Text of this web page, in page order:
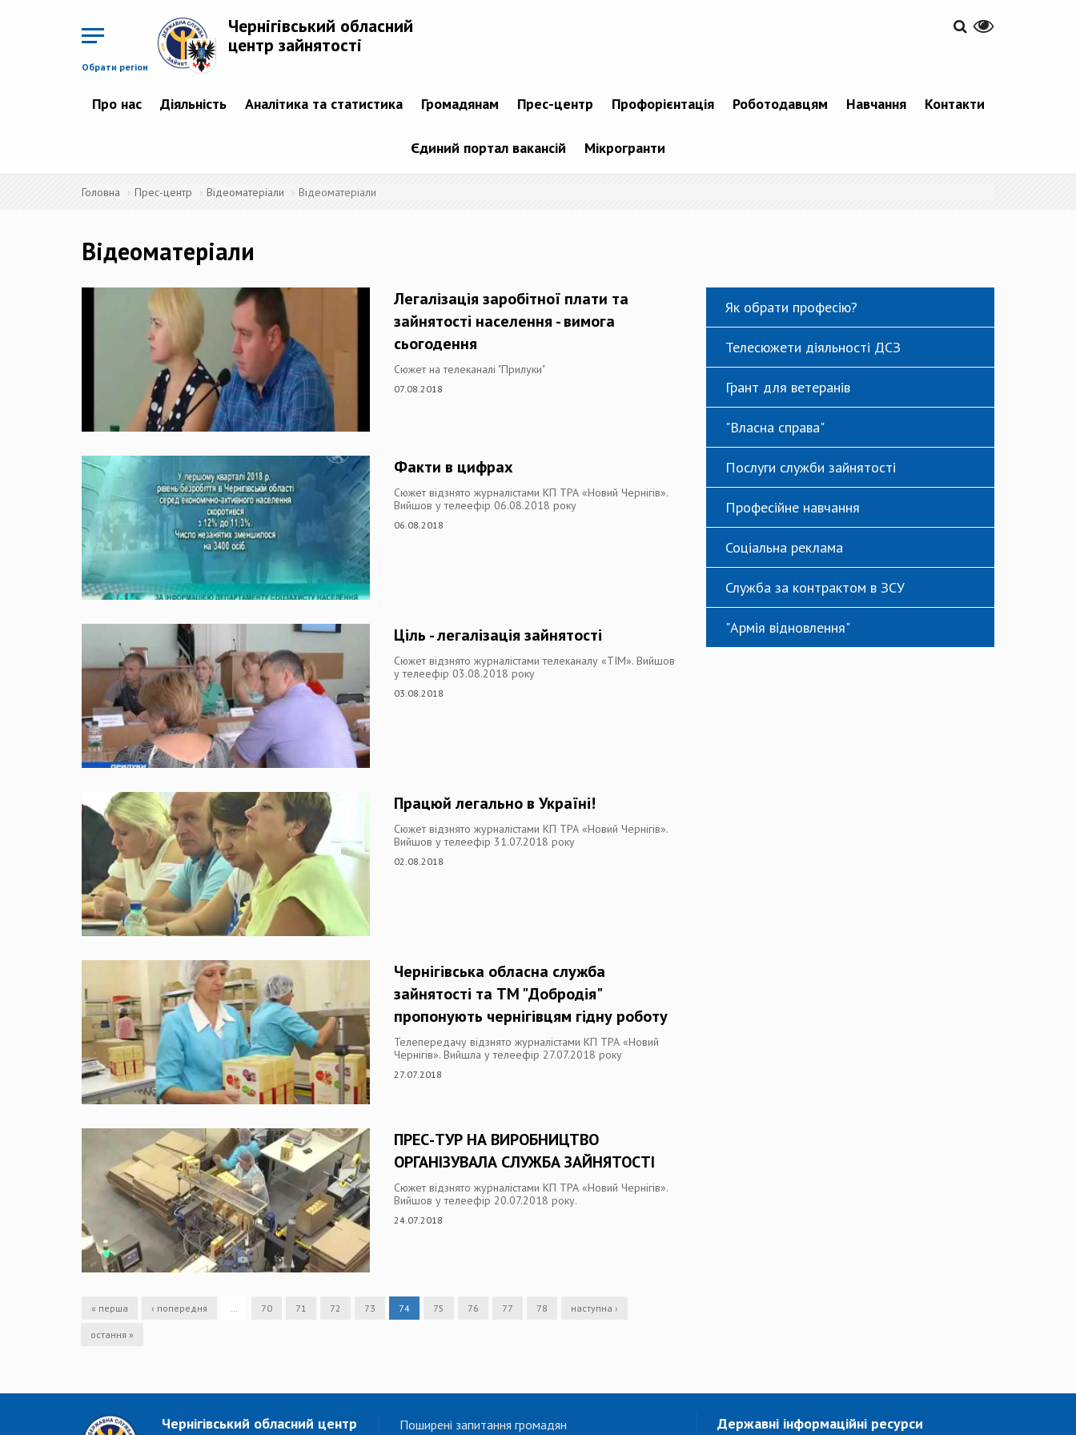
Обрати регіон
Чернігівський обласний
центр зайнятості
Про нас Діяльність Аналітика та статистика Громадянам Прес-центр Профорієнтація Роботодавцям Навчання Контакти
Єдиний портал вакансій Мікрогранти
Головна Прес-центр Відеоматеріали Відеоматеріали
Відеоматеріали
Легалізація заробітної плати та
зайнятості населення - вимога
сьогодення
Сюжет на телеканалі "Прилуки"
07.08.2018
Факти в цифрах
Сюжет відзнято журналістами КП ТРА «Новий Чернігів».
Вийшов у телеефір 06.08.2018 року
06.08.2018
Ціль - легалізація зайнятості
Сюжет відзнято журналістами телеканалу «ТІМ». Вийшов
у телеефір 03.08.2018 року
03.08.2018
Працюй легально в Україні!
Сюжет відзнято журналістами КП ТРА «Новий Чернігів».
Вийшов у телеефір 31.07.2018 року
02.08.2018
Чернігівська обласна служба
зайнятості та ТМ "Добродія"
пропонують чернігівцям гідну роботу
Телепередачу відзнято журналістами КП ТРА «Новий
Чернігів». Вийшла у телеефір 27.07.2018 року
27.07.2018
ПРЕС-ТУР НА ВИРОБНИЦТВО
ОРГАНІЗУВАЛА СЛУЖБА ЗАЙНЯТОСТІ
Сюжет відзнято журналістами КП ТРА «Новий Чернігів».
Вийшов у телеефір 20.07.2018 року.
24.07.2018
« перша ‹ попередня 70 71 72 73 74 75 76 77 78 наступна ›
остання »
Як обрати професію?
Телесюжети діяльності ДСЗ
Грант для ветеранів
"Власна справа"
Послуги служби зайнятості
Професійне навчання
Соціальна реклама
Служба за контрактом в ЗСУ
"Армія відновлення"
Чернігівський обласний центр
Поширені запитання громадян Державні інформаційні ресурси